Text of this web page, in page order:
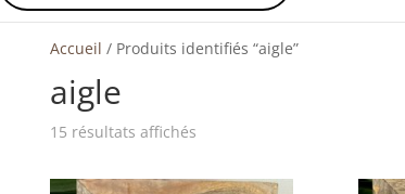
Accueil / Produits identifiés “aigle”
aigle
15 résultats affichésTrié
plus